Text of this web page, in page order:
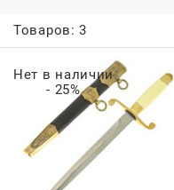
Товаров: 3
Нет в наличии
- 25%